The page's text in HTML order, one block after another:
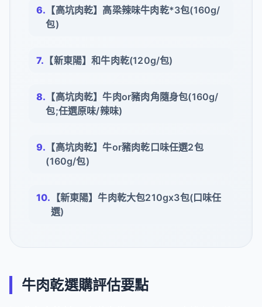
【高坑肉乾】高梁辣味牛肉乾*3包(160g/
包)
【新東陽】和牛肉乾(120g/包)
【高坑肉乾】牛肉or豬肉角隨身包(160g/
包;任選原味/辣味)
【高坑肉乾】牛or豬肉乾口味任選2包
(160g/包)
【新東陽】牛肉乾大包210gx3包(口味任
選)
牛肉乾選購評估要點